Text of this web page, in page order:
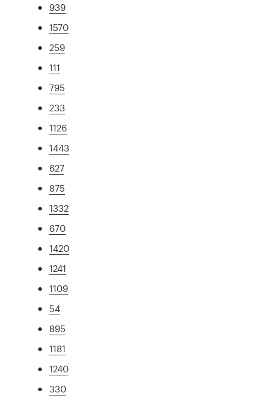
939
1570
259
111
795
233
1126
1443
627
875
1332
670
1420
1241
1109
54
895
1181
1240
330